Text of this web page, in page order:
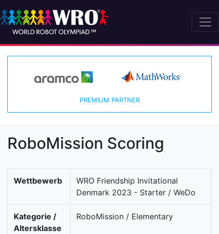
PREMIUM PARTNER
RoboMission Scoring
Wettbewerb
WRO Friendship Invitational
Denmark 2023 - Starter / WeDo
Kategorie /
Altersklasse
RoboMission / Elementary